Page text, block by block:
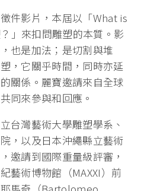
件影片，本屆以「What is
」來扣問雕塑的本質。影
也是加法；是切割與堆
，它關乎時間，同時亦延
關係。麗寶邀請來自全球
同來參與和回應。
台灣藝術大學雕塑學系、
，以及日本沖繩縣立藝術
邀請到國際重量級評審，
藝術博物館（MAXXI）前